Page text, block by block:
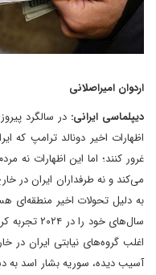
اردوان امیراصلانی
دیپلماسی ایرانی: در سالگرد
اظهارات اخیر دونالد ترامپ
غرور کنند؛ اما این اظهارات نه
می‌کند و نه طرفداران ایران در
به دلیل تحولات اخیر منطقه‌ای
سال‌های خود
اغلب گروه‌های نیابتی ایران در
آسیب دیده، سوریه بشار اسد به